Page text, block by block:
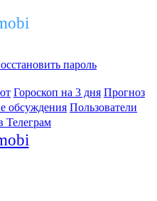
пароль
Гороскоп на 3 дня Прогноз
обсуждения Пользователи
Телеграм